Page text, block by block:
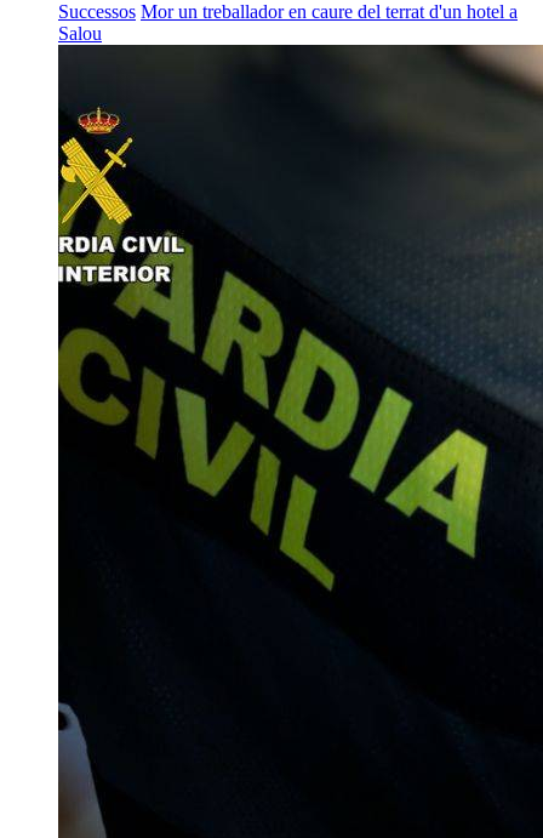
Successos Mor un treballador en caure del terrat d'un hotel a
Salou